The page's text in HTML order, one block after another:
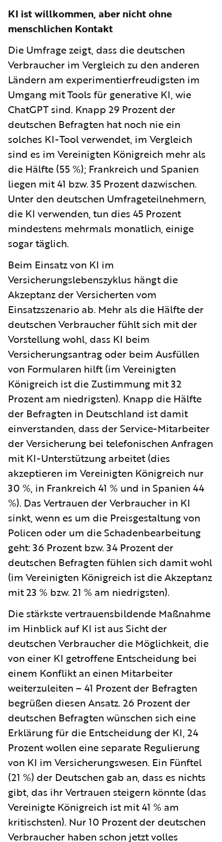
KI ist willkommen, aber nicht ohne
menschlichen Kontakt
Die Umfrage zeigt, dass die deutschen
Verbraucher im Vergleich zu den anderen
Ländern am experimentierfreudigsten im
Umgang mit Tools für generative KI, wie
ChatGPT sind. Knapp 29 Prozent der
deutschen Befragten hat noch nie ein
solches KI-Tool verwendet, im Vergleich
sind es im Vereinigten Königreich mehr als
die Hälfte (55 %); Frankreich und Spanien
liegen mit 41 bzw. 35 Prozent dazwischen.
Unter den deutschen Umfrageteilnehmern,
die KI verwenden, tun dies 45 Prozent
mindestens mehrmals monatlich, einige
sogar täglich.
Beim Einsatz von KI im
Versicherungslebenszyklus hängt die
Akzeptanz der Versicherten vom
Einsatzszenario ab. Mehr als die Hälfte der
deutschen Verbraucher fühlt sich mit der
Vorstellung wohl, dass KI beim
Versicherungsantrag oder beim Ausfüllen
von Formularen hilft (im Vereinigten
Königreich ist die Zustimmung mit 32
Prozent am niedrigsten). Knapp die Hälfte
der Befragten in Deutschland ist damit
einverstanden, dass der Service-Mitarbeiter
der Versicherung bei telefonischen Anfragen
mit KI-Unterstützung arbeitet (dies
akzeptieren im Vereinigten Königreich nur
30 %, in Frankreich 41 % und in Spanien 44
%). Das Vertrauen der Verbraucher in KI
sinkt, wenn es um die Preisgestaltung von
Policen oder um die Schadenbearbeitung
geht: 36 Prozent bzw. 34 Prozent der
deutschen Befragten fühlen sich damit wohl
(im Vereinigten Königreich ist die Akzeptanz
mit 23 % bzw. 21 % am niedrigsten).
Die stärkste vertrauensbildende Maßnahme
im Hinblick auf KI ist aus Sicht der
deutschen Verbraucher die Möglichkeit, die
von einer KI getroffene Entscheidung bei
einem Konflikt an einen Mitarbeiter
weiterzuleiten – 41 Prozent der Befragten
begrüßen diesen Ansatz. 26 Prozent der
deutschen Befragten wünschen sich eine
Erklärung für die Entscheidung der KI, 24
Prozent wollen eine separate Regulierung
von KI im Versicherungswesen. Ein Fünftel
(21 %) der Deutschen gab an, dass es nichts
gibt, das ihr Vertrauen steigern könnte (das
Vereinigte Königreich ist mit 41 % am
kritischsten). Nur 10 Prozent der deutschen
Verbraucher haben schon jetzt volles